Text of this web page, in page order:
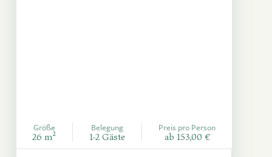
Größe
26 m²
Belegung
1-2 Gäste
Preis pro Person
ab 153,00 €